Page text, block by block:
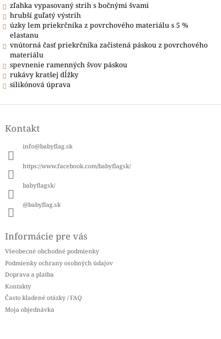
zľahka vypasovaný strih s bočnými švami
hrubší guľatý výstrih
úzky lem priekrčníka z povrchového materiálu s 5 %
elastanu
vnútorná časť priekrčníka začistená páskou z povrchového
materiálu
spevnenie ramenných švov páskou
rukávy kratšej dĺžky
silikónová úprava
pKontakt
info@babyflag.sk
https://www.facebook.com/babyflagsk/
babyflagsk/
@babyflag.sk
Informácie pre vás
Všeobecné obchodné podmienky
Podmienky ochrany osobných údajov
Doprava a platba
Kontakty
Často kladené otázky / FAQ
Moja objednávka